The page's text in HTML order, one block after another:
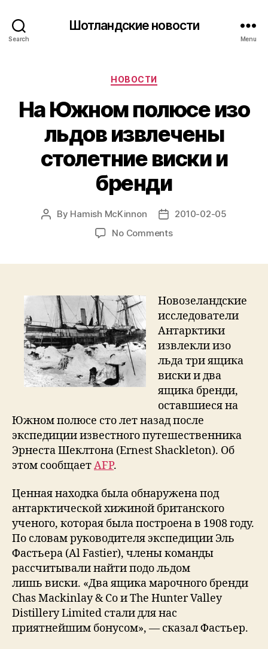
Search
Шотландские новости
Menu
Categories
НОВОСТИ
На Южном полюсе изо
льдов извлечены
столетние виски и
бренди
Post
By Hamish McKinnon
Post2010-02-05
No Commentson
льдов
извлечены
столетние
виски
и
бренди
Новозеландские
исследователи
Антарктики
извлекли изо
льда три ящика
виски и два
ящика бренди,
оставшиеся на
Южном полюсе сто лет назад после
экспедиции известного путешественника
Эрнеста Шеклтона (Ernest Shackleton). Об
этом сообщаетAFP.
Ценная находка была обнаружена под
антарктической хижиной британского
ученого, которая была построена в 1908 году.
По словам руководителя экспедиции Эль
Фастьера (Al Fastier), члены команды
рассчитывали найти подо льдом
лишь виски. «Два ящика марочного бренди
Chas Mackinlay & Co и The Hunter Valley
Distillery Limited стали для нас
приятнейшим бонусом», — сказал Фастьер.